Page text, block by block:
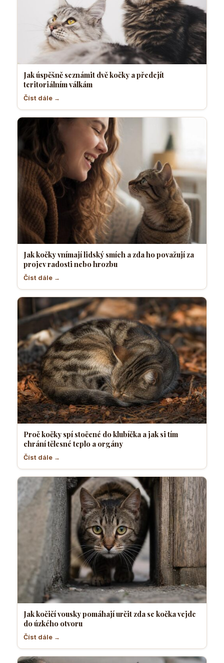
Jak úspěšně seznámit dvě kočky a předejít
teritoriálním válkám
Číst dále →
Jak kočky vnímají lidský smích a zda ho považují za
projev radosti nebo hrozbu
Číst dále →
Proč kočky spí stočené do klubíčka a jak si tím
chrání tělesné teplo a orgány
Číst dále →
Jak kočičí vousky pomáhají určit zda se kočka vejde
do úzkého otvoru
Číst dále →